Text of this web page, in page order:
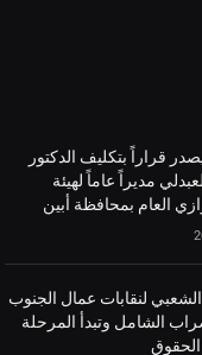
قراراً بتكليف الدكتور
مديراً عاماً لهيئة
العام بمحافظة أبين
الشعبي لنقابات عمال الجنوب
الشامل وتبدأ المرحلة
الحقوق